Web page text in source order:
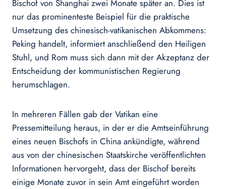
Bischof von Shanghai zwei Monate später an. Dies ist
nur das prominenteste Beispiel für die praktische
Umsetzung des chinesisch-vatikanischen Abkommens:
Peking handelt, informiert anschließend den Heiligen
Stuhl, und Rom muss sich dann mit der Akzeptanz der
Entscheidung der kommunistischen Regierung
herumschlagen.
In mehreren Fällen gab der Vatikan eine
Pressemitteilung heraus, in der er die Amtseinführung
eines neuen Bischofs in China ankündigte, während
aus von der chinesischen Staatskirche veröffentlichten
Informationen hervorgeht, dass der Bischof bereits
einige Monate zuvor in sein Amt eingeführt worden